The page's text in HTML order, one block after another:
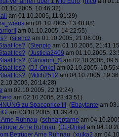
01.10.2005, 10:46:32)
am 01.10.2005, 11:01:29)
am 01.10.2005, 13:48:08)
am 01.10.2005, 14:22:55)
(silencz am 01.10.2005, 21:06:00)
los? (Steppio am 01.10.2005,
los? (Justicia2409 am 01.10.2005,
los? (Giovanni_S am 02.10.2005,
los? (DJ-Onkel am 02.10.2005,
los? (Mitch2512 am 04.10.2005,
20:14:28)
am 02.10.2005, 22:19:24)
am 02.10.2005, 23:43:51)
zu Spaceprice!!!! (Ebaytante am
am 03.10.2005, 11:39:47)
Ruhnau (schnapptarne am
Arne Ruhnau (DJ-Onkel am
Betrüger Arne Ruhnau (xujka2 am